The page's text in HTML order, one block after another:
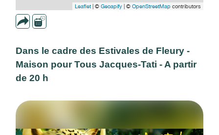
Leaflet| © Geoapify | © OpenStreetMap contributors
Dans le cadre des Estivales de Fleury -
Maison pour Tous Jacques-Tati - A partir
de 20 h